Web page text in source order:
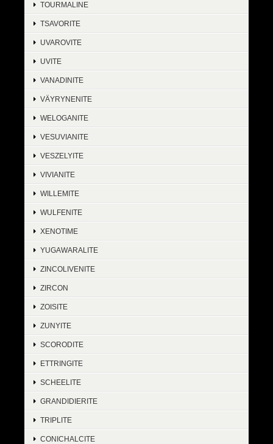
TOURMALINE
TSAVORITE
UVAROVITE
UVITE
VANADINITE
VÄYRYNENITE
WELOGANITE
VESUVIANITE
VESZELYITE
VIVIANITE
WILLEMITE
WULFENITE
XENOTIME
YUGAWARALITE
ZINCOLIVENITE
ZIRCON
ZOISITE
ZUNYITE
SCORODITE
ETTRINGITE
SCHEELITE
GRANDIDIERITE
TRIPLITE
CONICHALCITE